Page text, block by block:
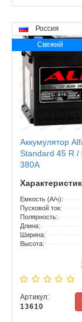
Россия
Свежий
Аккумулятор
Standard 45 R /
380А
Емкость (А/ч):
Пусковой ток:
Полярность:
Длина:
Ширина:
Высота:
Артикул:
13610